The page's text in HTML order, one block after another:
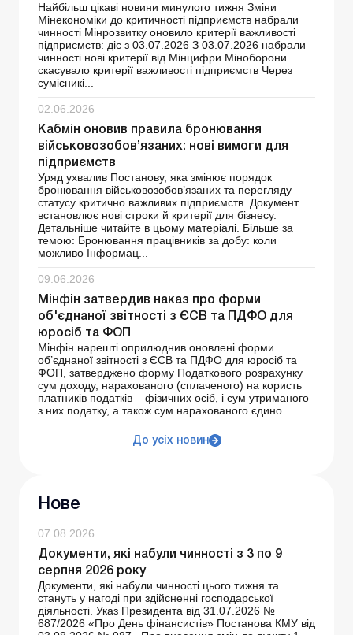
Найбільш цікаві новини минулого тижня Зміни
Мінекономіки до критичності підприємств набрали
чинності Мінрозвитку оновило критерії важливості
підприємств: діє з 03.07.2026 З 03.07.2026 набрали
чинності нові критерії від Мінцифри Міноборони
скасувало критерії важливості підприємств Через
сумісникі...
02.06.2026
Кабмін оновив правила бронювання
військовозобов’язаних: нові вимоги для
підприємств
Уряд ухвалив Постанову, яка змінює порядок
бронювання військовозобов’язаних та перегляду
статусу критично важливих підприємств. Документ
встановлює нові строки й критерії для бізнесу.
Детальніше читайте в цьому матеріалі. Більше за
темою: Бронювання працівників за добу: коли
можливо Інформац...
09.06.2026
Мінфін затвердив наказ про форми
об'єднаної звітності з ЄСВ та ПДФО для
юросіб та ФОП
Мінфін нарешті оприлюднив оновлені форми
об’єднаної звітності з ЄСВ та ПДФО для юросіб та
ФОП, затверджено форму Податкового розрахунку
сум доходу, нарахованого (сплаченого) на користь
платників податків – фізичних осіб, і сум утриманого
з них податку, а також сум нарахованого єдино...
До усіх новин
Нове
07.08.2026
Документи, які набули чинності з 3 по 9
серпня 2026 року
Документи, які набули чинності цього тижня та
стануть у нагоді при здійсненні господарської
діяльності. Указ Президента від 31.07.2026 №
687/2026 «Про День фінансистів» Постанова КМУ від